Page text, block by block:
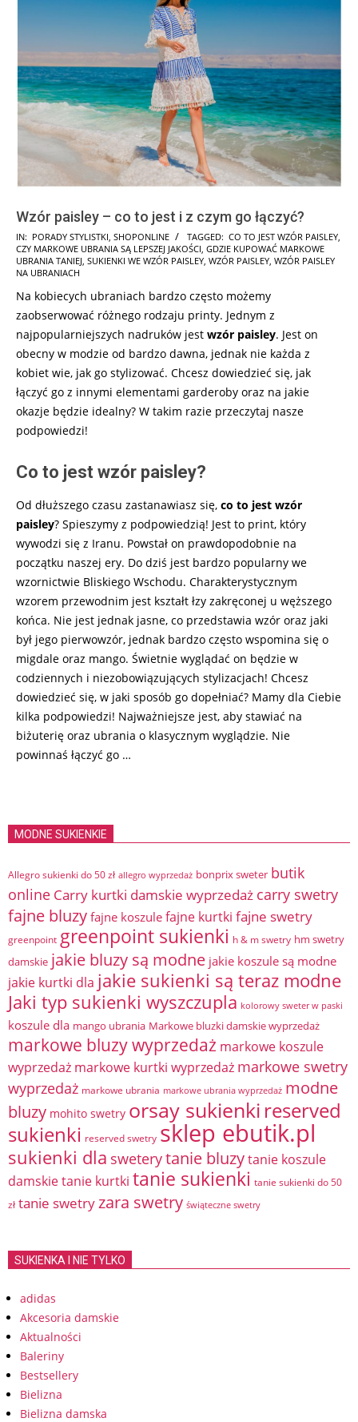
Wzór paisley – co to jest i z czym go łączyć?
2025-
04-
01
IN: PORADY STYLISTKI SHOPONLINE TAGGED: CO TO JEST WZÓR PAISLEY
CZY MARKOWE UBRANIA SĄ LEPSZEJ JAKOŚCI GDZIE KUPOWAĆ MARKOWE
UBRANIA TANIEJ SUKIENKI WE WZÓR PAISLEY WZÓR PAISLEY WZÓR PAISLEY
NA UBRANIACH
Na kobiecych ubraniach bardzo często możemy
zaobserwować różnego rodzaju printy. Jednym z
najpopularniejszych nadruków jest wzór paisley. Jest on
obecny w modzie od bardzo dawna, jednak nie każda z
kobiet wie, jak go stylizować. Chcesz dowiedzieć się, jak
łączyć go z innymi elementami garderoby oraz na jakie
okazje będzie idealny? W takim razie przeczytaj nasze
podpowiedzi!
Co to jest wzór paisley?
Od dłuższego czasu zastanawiasz się, co to jest wzór
paisley? Spieszymy z podpowiedzią! Jest to print, który
wywodzi się z Iranu. Powstał on prawdopodobnie na
początku naszej ery. Do dziś jest bardzo popularny we
wzornictwie Bliskiego Wschodu. Charakterystycznym
wzorem przewodnim jest kształt łzy zakręconej u węższego
końca. Nie jest jednak jasne, co przedstawia wzór oraz jaki
był jego pierwowzór, jednak bardzo często wspomina się o
migdale oraz mango. Świetnie wyglądać on będzie w
codziennych i niezobowiązujących stylizacjach! Chcesz
dowiedzieć się, w jaki sposób go dopełniać? Mamy dla Ciebie
kilka podpowiedzi! Najważniejsze jest, aby stawiać na
biżuterię oraz ubrania o klasycznym wyglądzie. Nie
powinnaś łączyć go …
MODNE SUKIENKIE
Allegro sukienki do 50 zł allegro wyprzedaż bonprix sweter butik
online Carry kurtki damskie wyprzedaż carry swetry
fajne bluzy fajne koszule fajne kurtki fajne swetry
greenpoint greenpoint sukienki h & m swetry hm swetry
damskie jakie bluzy są modne jakie koszule są modne
jakie kurtki dla jakie sukienki są teraz modne
Jaki typ sukienki wyszczupla kolorowy sweter w paski
koszule dla mango ubrania Markowe bluzki damskie wyprzedaż
markowe bluzy wyprzedaż markowe koszule
wyprzedaż markowe kurtki wyprzedaż markowe swetry
wyprzedaż markowe ubrania markowe ubrania wyprzedaż modne
bluzy mohito swetry orsay sukienki reserved
sukienki reserved swetry sklep ebutik.pl
sukienki dla sweterytanie bluzytanie koszule
damskietanie kurtki tanie sukienki tanie sukienki do 50
zł tanie swetryzara swetry świąteczne swetry
SUKIENKA I NIE TYLKO
adidas
Akcesoria damskie
Aktualności
Baleriny
Bestsellery
Bielizna
Bielizna damska